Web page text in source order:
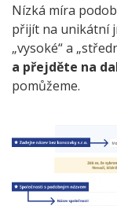
Nízká míra
přijít na unikátní
„vysoké“ a
a přejděte na
pomůžeme.